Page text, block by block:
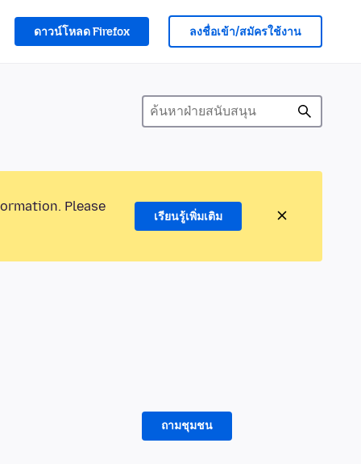
ดาวน์โหลด Firefox ลงชื่อเข้า/สมัครใช้งาน
Please
เรียนรู้เพิ่มเติม
ถามชุมชน